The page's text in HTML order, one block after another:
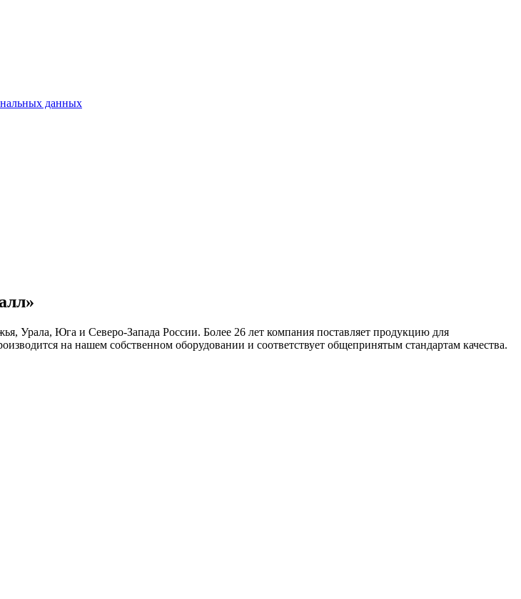
данных
Урала, Юга и Северо-Запада России. Более 26 лет компания поставляет продукцию для
на нашем собственном оборудовании и соответствует общепринятым стандартам качества.